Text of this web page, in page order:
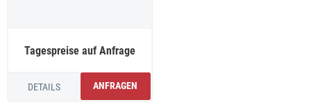
Tagespreise auf Anfrage
DETAILS ANFRAGEN